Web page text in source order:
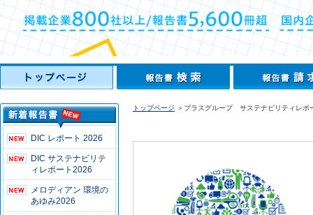
DIC レポート 2026
DIC サステナビリテ
ィレポート2026
メロディアン 環境の
あゆみ2026
トップページ ＞プラスグループ サステナビリティレポ